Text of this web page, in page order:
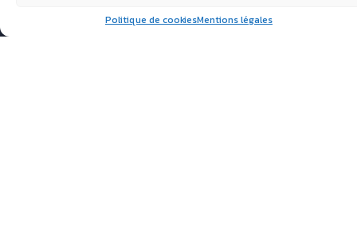
Politique de cookiesMentions légales